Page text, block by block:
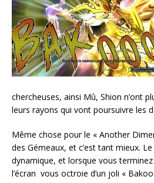
chercheuses, ainsi Mû, Shion n’ont
leurs rayons qui vont poursuivre les
Même chose pour le « Another
des Gémeaux, et c’est tant mieux.
dynamique, et lorsque vous
l’écran vous octroie d’un joli «